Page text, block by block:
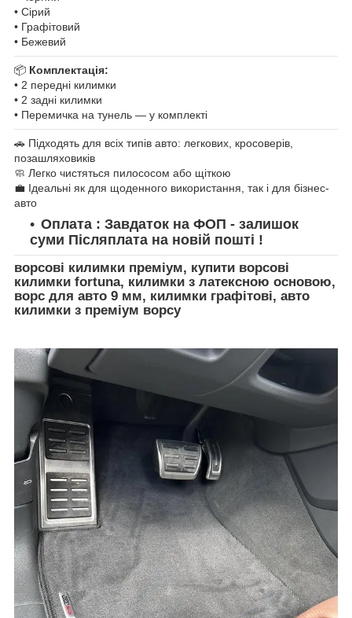
• Сірий
• Графітовий
• Бежевий
📦 Комплектація:
• 2 передні килимки
• 2 задні килимки
• Перемичка на тунель — у комплекті
🚗 Підходять для всіх типів авто: легкових, кросоверів,
позашляховиків
🧼 Легко чистяться пилососом або щіткою
💼 Ідеальні як для щоденного використання, так і для бізнес-
авто
Оплата : Завдаток на ФОП - залишок
суми Післяплата на новій пошті !
ворсові килимки преміум, купити ворсові
килимки fortuna, килимки з латексною основою,
ворс для авто 9 мм, килимки графітові, авто
килимки з преміум ворсу